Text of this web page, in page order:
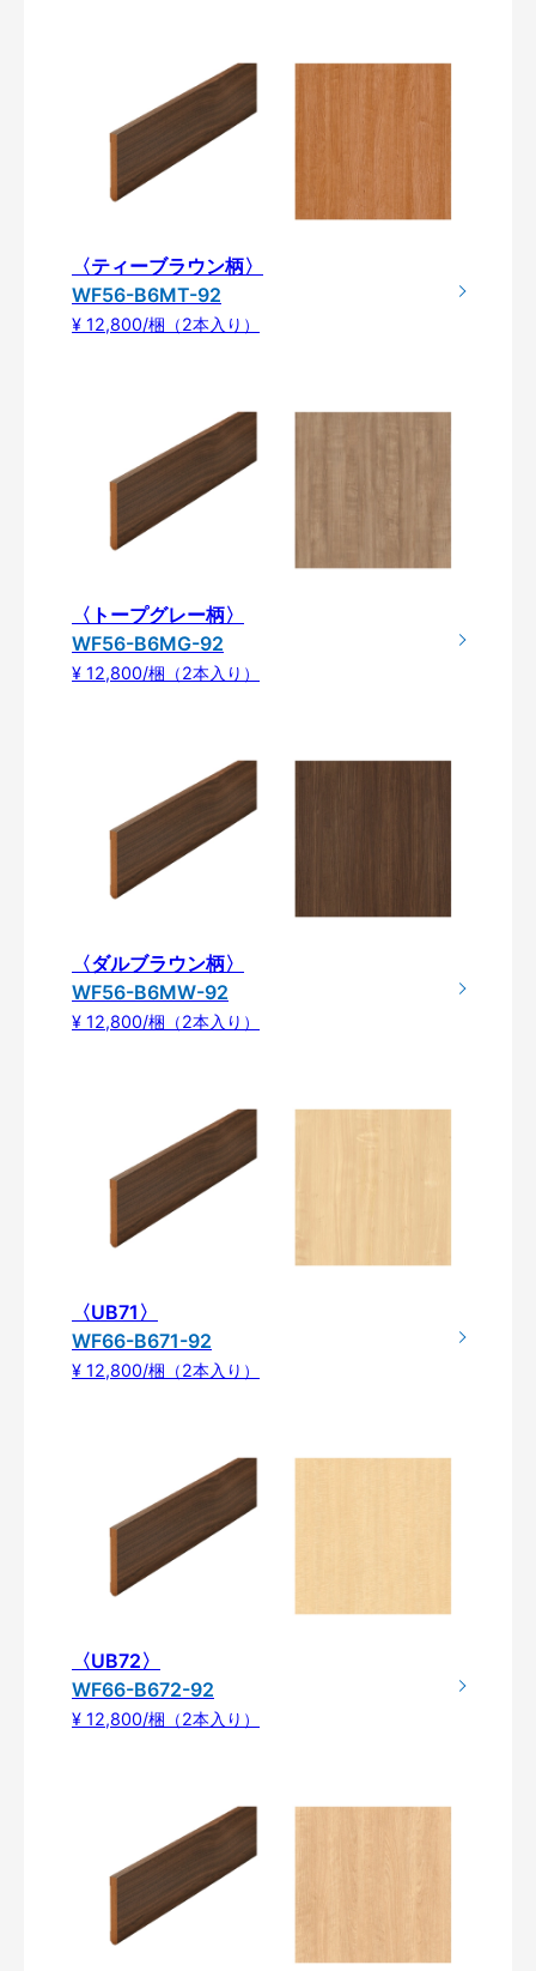
〈ティーブラウン柄〉
WF56-B6MT-92
¥ 12,800/梱（2本入り）
〈トープグレー柄〉
WF56-B6MG-92
¥ 12,800/梱（2本入り）
〈ダルブラウン柄〉
WF56-B6MW-92
¥ 12,800/梱（2本入り）
〈UB71〉
WF66-B671-92
¥ 12,800/梱（2本入り）
〈UB72〉
WF66-B672-92
¥ 12,800/梱（2本入り）